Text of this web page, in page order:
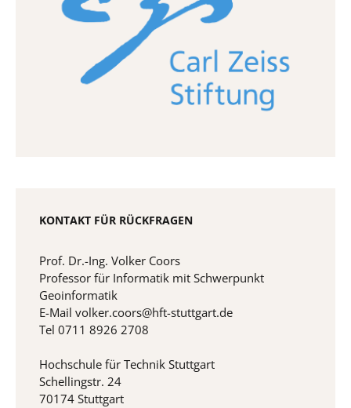
KONTAKT FÜR RÜCKFRAGEN
Prof. Dr.-Ing. Volker Coors
Professor für Informatik mit Schwerpunkt
Geoinformatik
E-Mail volker.coors@hft-stuttgart.de
Tel 0711 8926 2708
Hochschule für Technik Stuttgart
Schellingstr. 24
70174 Stuttgart